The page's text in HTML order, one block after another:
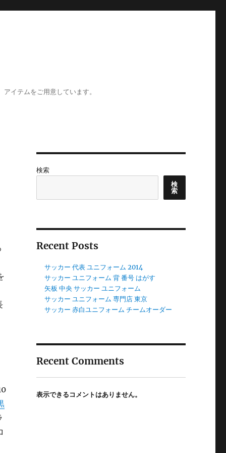
イテムをご用意しています。
検索
検
索
Recent Posts
サッカー 代表 ユニフォーム 2014
サッカー ユニフォーム 背 番号 はがす
矢板 中央 サッカー ユニフォーム
サッカー ユニフォーム 専門店 東京
サッカー 赤白ユニフォーム チームオーダー
Recent Comments
表示できるコメントはありません。